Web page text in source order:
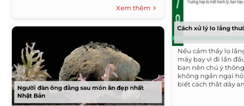
Xem thêm
Người đàn ông đằng sau món ăn đẹp nhất
Nhật Bản
Cách xử lý lo lắng
Nếu cảm thấy lo
máy bay vì đi lần
bạn nên chú ý
không ngần ngại
biết cách thắt dây